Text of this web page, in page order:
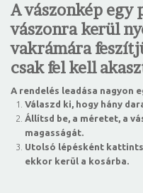
A vászonkép egy
vászonra kerül
vakrámára
csak fel kell
A rendelés leadása nagyon
Válaszd ki, hogy hány
Állítsd be, a méretet, a
magasságát.
Utolsó lépésként
ekkor kerül a kosárba.